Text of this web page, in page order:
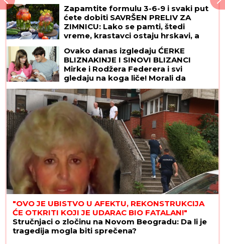
Zapamtite formulu 3-6-9 i svaki put
ćete dobiti SAVRŠEN PRELIV ZA
ZIMNICU: Lako se pamti, štedi
vreme, krastavci ostaju hrskavi, a
Ovako danas izgledaju ĆERKE
BLIZNAKINJE I SINOVI BLIZANCI
Mirke i Rodžera Federera i svi
gledaju na koga liče! Morali da
zarađuju DŽEPERAC iako im je otac
milijarder: "Neka znaju da novac ne
pada sa neba"
"OVO JE UBISTVO U AFEKTU, REKONSTRUKCIJA
ĆE OTKRITI KOJI JE UDARAC BIO FATALAN!"
Stručnjaci o zločinu na Novom Beogradu: Da li je
tragedija mogla biti sprečena?